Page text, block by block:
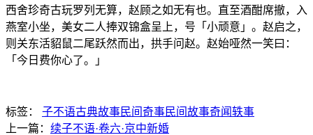
西舍珍奇古玩罗列无算，赵顾之如无有也。直至酒酣席撤，入
燕室小坐，美女二人捧双锦盒呈上，号「小顽意」。赵启之，
则关东活貂鼠二尾跃然而出，拱手问赵。赵始哑然一笑曰：
「今日费你心了。」
标签： 子不语古典故事民间奇事民间故事奇闻轶事
上一篇： 续子不语·卷六·京中新婚